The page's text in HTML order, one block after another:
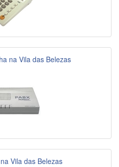
na Vila das Belezas
Vila das Belezas